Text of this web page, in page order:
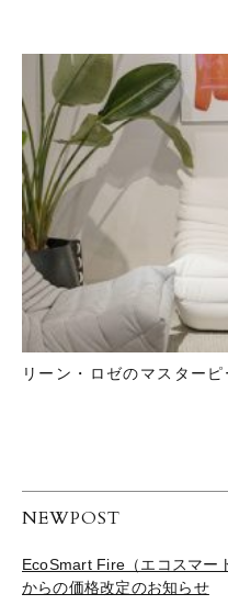
リーン・ロゼのマスター
NEWPOST
EcoSmart Fire（エコスマー
からの価格改定のお知らせ